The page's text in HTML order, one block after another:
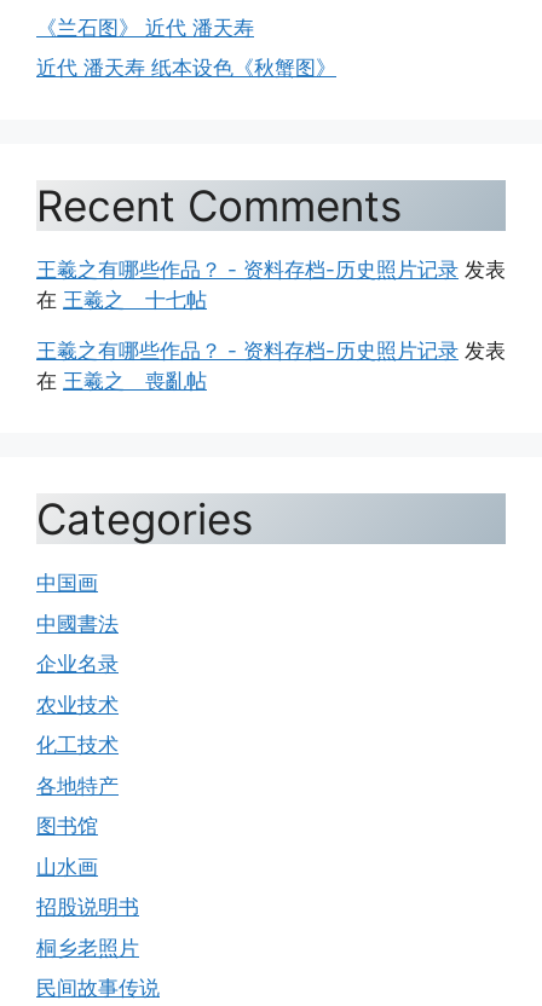
《兰石图》 近代 潘天寿
近代 潘天寿 纸本设色《秋蟹图》
Recent Comments
王羲之有哪些作品？ - 资料存档-历史照片记录 发表
在 王羲之 十七帖
王羲之有哪些作品？ - 资料存档-历史照片记录 发表
在 王羲之 喪亂帖
Categories
中国画
中國書法
企业名录
农业技术
化工技术
各地特产
图书馆
山水画
招股说明书
桐乡老照片
民间故事传说